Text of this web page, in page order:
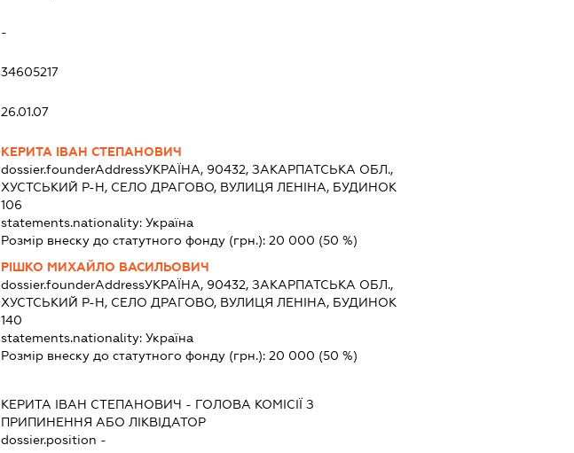
-
34605217
26.01.07
КЕРИТА ІВАН СТЕПАНОВИЧ
dossier.founderAddressУКРАЇНА, 90432, ЗАКАРПАТСЬКА ОБЛ.,
ХУСТСЬКИЙ Р-Н, СЕЛО ДРАГОВО, ВУЛИЦЯ ЛЕНІНА, БУДИНОК
106
statements.nationality:Україна
Розмір внеску до статутного фонду (грн.):20 000 (50 %)
РІШКО МИХАЙЛО ВАСИЛЬОВИЧ
dossier.founderAddressУКРАЇНА, 90432, ЗАКАРПАТСЬКА ОБЛ.,
ХУСТСЬКИЙ Р-Н, СЕЛО ДРАГОВО, ВУЛИЦЯ ЛЕНІНА, БУДИНОК
140
statements.nationality:Україна
Розмір внеску до статутного фонду (грн.):20 000 (50 %)
КЕРИТА ІВАН СТЕПАНОВИЧ - ГОЛОВА КОМІСІЇ З
ПРИПИНЕННЯ АБО ЛІКВІДАТОР
dossier.position -